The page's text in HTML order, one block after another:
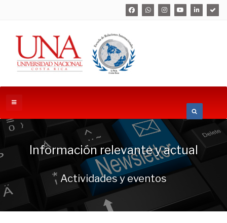
Información relevante y actual
Actividades y eventos